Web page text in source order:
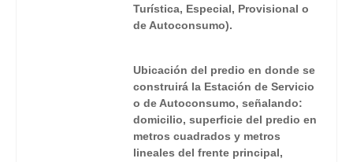
Turística, Especial, Provisional o
de Autoconsumo).
Ubicación del predio en donde se
construirá la Estación de Servicio
o de Autoconsumo, señalando:
domicilio, superficie del predio en
metros cuadrados y metros
lineales del frente principal,